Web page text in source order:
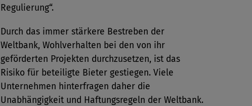
Regulierung“.
Durch das immer stärkere Bestreben der
Weltbank, Wohlverhalten bei den von ihr
geförderten Projekten durchzusetzen, ist das
Risiko für beteiligte Bieter gestiegen. Viele
Unternehmen hinterfragen daher die
Unabhängigkeit und Haftungsregeln der Weltbank.